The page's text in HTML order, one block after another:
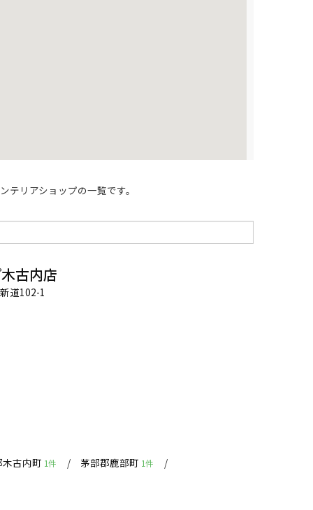
リアショップの一覧です。
古内店
道102-1
古内町 1件 茅部郡鹿部町 1件